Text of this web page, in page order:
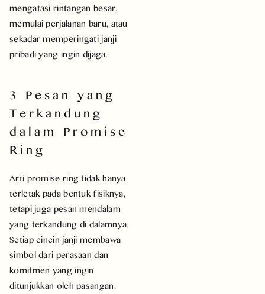
mengatasi rintangan besar,
memulai perjalanan baru, atau
sekadar memperingati janji
pribadi yang ingin dijaga.
3 Pesan yang
Terkandung
dalam Promise
Ring
Arti promise ring tidak hanya
terletak pada bentuk fisiknya,
tetapi juga pesan mendalam
yang terkandung di dalamnya.
Setiap cincin janji membawa
simbol dari perasaan dan
komitmen yang ingin
ditunjukkan oleh pasangan.